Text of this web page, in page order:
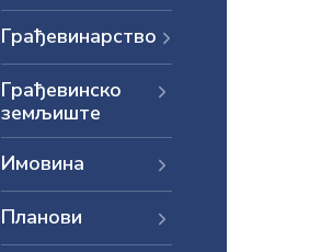
Грађевинарство
Грађевинско
земљиште
Имовина
Планови